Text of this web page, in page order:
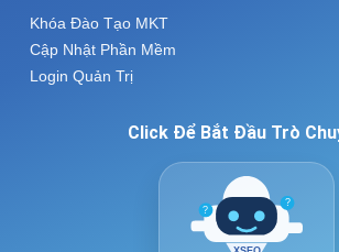
Khóa Đào Tạo MKT
Cập Nhật Phần Mềm
Login Quản Trị
Click Để Bắt Đầu Trò
?
?